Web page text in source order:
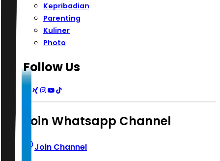
Kepribadian
Parenting
Kuliner
Photo
Follow Us
Join Whatsapp Channel
Join Channel